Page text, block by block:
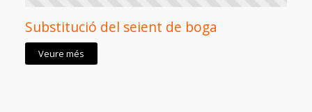
Substitució del seient de boga
Veure més